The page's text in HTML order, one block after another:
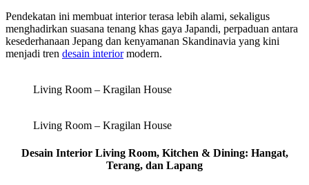
Pendekatan ini membuat interior terasa lebih alami, sekaligus
menghadirkan suasana tenang khas gaya Japandi, perpaduan antara
kesederhanaan Jepang dan kenyamanan Skandinavia yang kini
menjadi tren desain interiormodern.
Living Room – Kragilan House
Living Room – Kragilan House
Desain Interior Living Room, Kitchen & Dining: Hangat,
Terang, dan Lapang